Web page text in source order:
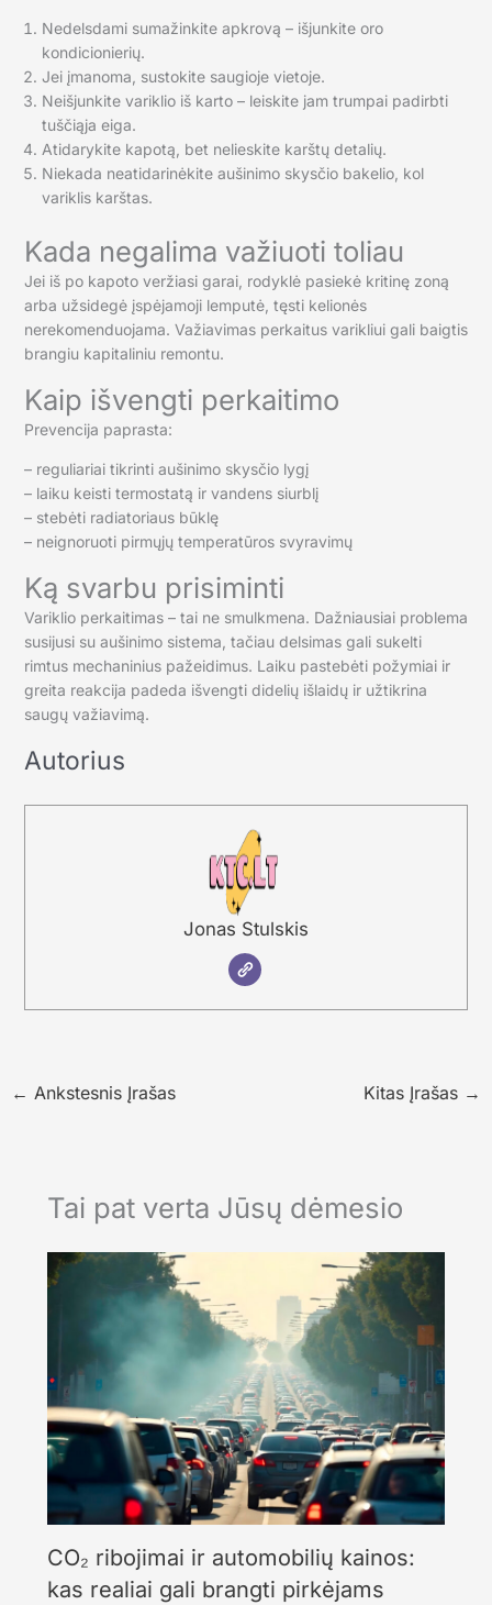
Nedelsdami sumažinkite apkrovą – išjunkite oro
kondicionierių.
Jei įmanoma, sustokite saugioje vietoje.
Neišjunkite variklio iš karto – leiskite jam trumpai padirbti
tuščiąja eiga.
Atidarykite kapotą, bet nelieskite karštų detalių.
Niekada neatidarinėkite aušinimo skysčio bakelio, kol
variklis karštas.
Kada negalima važiuoti toliau
Jei iš po kapoto veržiasi garai, rodyklė pasiekė kritinę zoną
arba užsidegė įspėjamoji lemputė, tęsti kelionės
nerekomenduojama. Važiavimas perkaitus varikliui gali baigtis
brangiu kapitaliniu remontu.
Kaip išvengti perkaitimo
Prevencija paprasta:
– reguliariai tikrinti aušinimo skysčio lygį
– laiku keisti termostatą ir vandens siurblį
– stebėti radiatoriaus būklę
– neignoruoti pirmųjų temperatūros svyravimų
Ką svarbu prisiminti
Variklio perkaitimas – tai ne smulkmena. Dažniausiai problema
susijusi su aušinimo sistema, tačiau delsimas gali sukelti
rimtus mechaninius pažeidimus. Laiku pastebėti požymiai ir
greita reakcija padeda išvengti didelių išlaidų ir užtikrina
saugų važiavimą.
Autorius
Jonas Stulskis
← Ankstesnis Įrašas Kitas Įrašas →
Tai pat verta Jūsų dėmesio
CO₂ ribojimai ir automobilių kainos:
kas realiai gali brangti pirkėjams